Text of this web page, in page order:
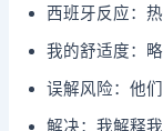
西班牙反应：
我的舒适度：
误解风险：他
解决：我解释